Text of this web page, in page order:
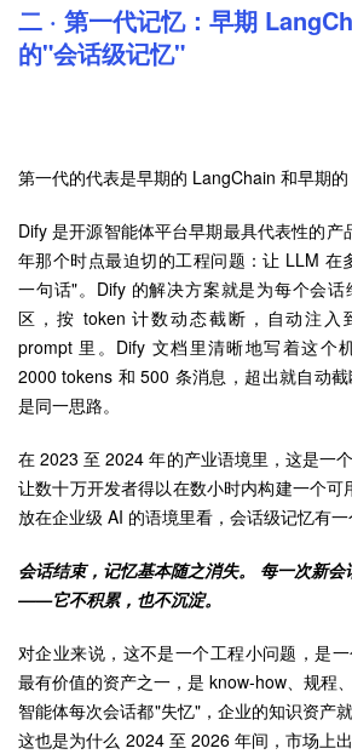
二 · 第一代记忆：早期
的"会话级记忆"
第一代的代表是早期的 LangChain 和早期的
Dify 是开源智能体平台早期最具代表性的产
年那个时点最迫切的工程问题：让 LLM 在
一句话"。Dify 的解决方案就是为每个会
区，按 token 计数动态截断，自动注入
prompt 里。Dify 文档里清晰地写着这个
2000 tokens 和 500 条消息，超出就自动
是同一思路。
在 2023 至 2024 年的产业语境里，这是
让数十万开发者得以在数小时内构建一个可
放在企业级 AI 的语境里看，会话级记忆有一
会话结束，记忆基本随之消失。 每一次新
——它不积累，也不沉淀。
对企业来说，这不是一个工程小问题，是
最有价值的资产之一，是 know-how、规程
智能体每次会话都"失忆"，企业的知识资产
这也是为什么 2024 至 2026 年间，市场上